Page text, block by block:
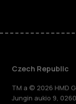
Czech Republic
TM a © 2026 HMD
Jungin aukio 9,